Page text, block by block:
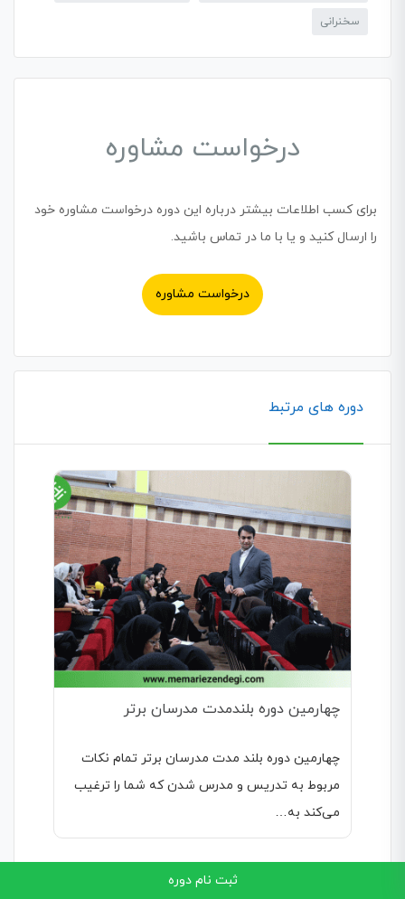
سخنرانی
درخواست مشاوره
برای کسب اطلاعات بیشتر درباره این دوره درخواست مشاوره خود
را ارسال کنید و یا با ما در تماس باشید.
درخواست مشاوره
دوره های مرتبط
چهارمین دوره بلندمدت مدرسان برتر
چهارمین دوره بلند مدت مدرسان برتر تمام نکات
مربوط به تدریس و مدرس شدن که شما را ترغیب
می‌کند به…
ثبت نام دوره